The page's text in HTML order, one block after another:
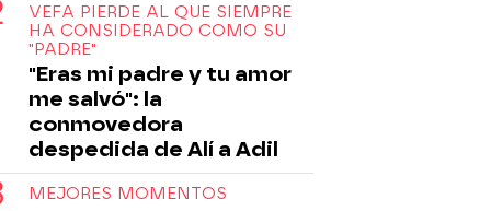
VEFA PIERDE AL QUE SIEMPRE
HA CONSIDERADO COMO SU
"PADRE"
"Eras mi padre y tu amor
me salvó": la
conmovedora
despedida de Alí a Adil
MEJORES MOMENTOS